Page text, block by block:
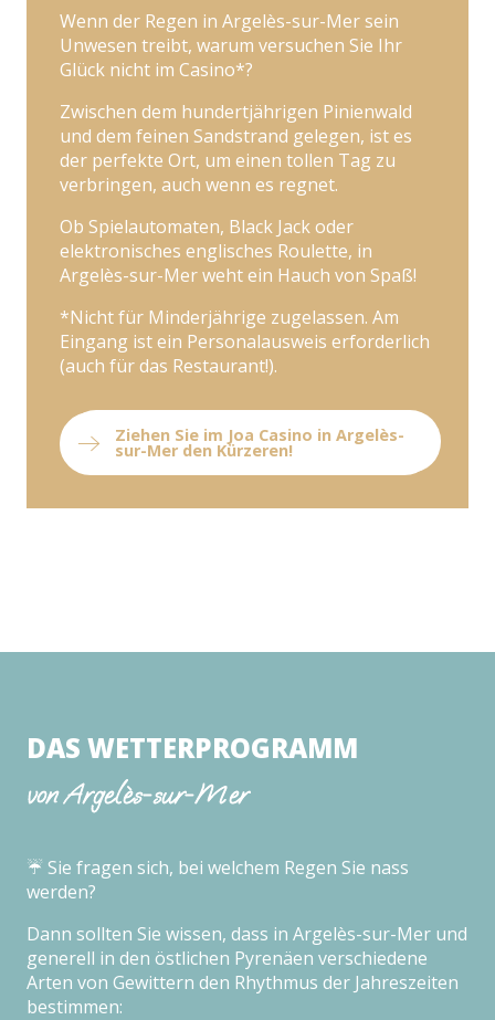
Wenn der Regen in Argelès-sur-Mer sein
Unwesen treibt, warum versuchen Sie Ihr
Glück nicht im Casino*?
Zwischen dem hundertjährigen Pinienwald
und dem feinen Sandstrand gelegen, ist es
der perfekte Ort, um einen tollen Tag zu
verbringen, auch wenn es regnet.
Ob Spielautomaten, Black Jack oder
elektronisches englisches Roulette, in
Argelès-sur-Mer weht ein Hauch von Spaß!
*Nicht für Minderjährige zugelassen. Am
Eingang ist ein Personalausweis erforderlich
(auch für das Restaurant!).
Ziehen Sie im Joa Casino in Argelès-
sur-Mer den Kürzeren!
DAS WETTERPROGRAMM
von Argelès-sur-Mer
☔️ Sie fragen sich, bei welchem Regen Sie nass
werden?
Dann sollten Sie wissen, dass in Argelès-sur-Mer und
generell in den östlichen Pyrenäen verschiedene
Arten von Gewittern den Rhythmus der Jahreszeiten
bestimmen: